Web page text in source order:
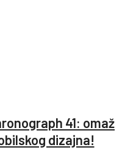
41: omaž
dizajna!